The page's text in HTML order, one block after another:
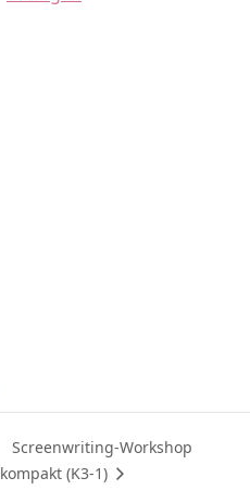
Screenwriting-Workshop
kompakt (K3-1)